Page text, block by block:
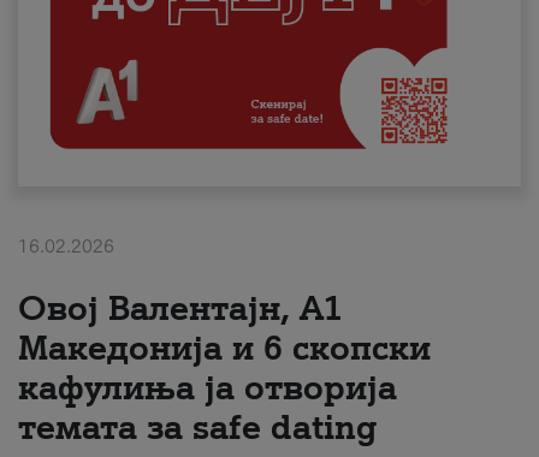
Поддршка
Надополни кредит
Плати сметка
#ПодобарОнлајн
16.02.2026
Овој Валентајн, A1
Македонија и 6 скопски
кафулиња ја отворија
темата за safe dating